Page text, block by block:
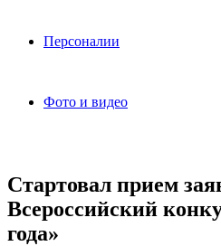
Персоналии
Фото и видео
Стартовал прием
Всероссийский
года»